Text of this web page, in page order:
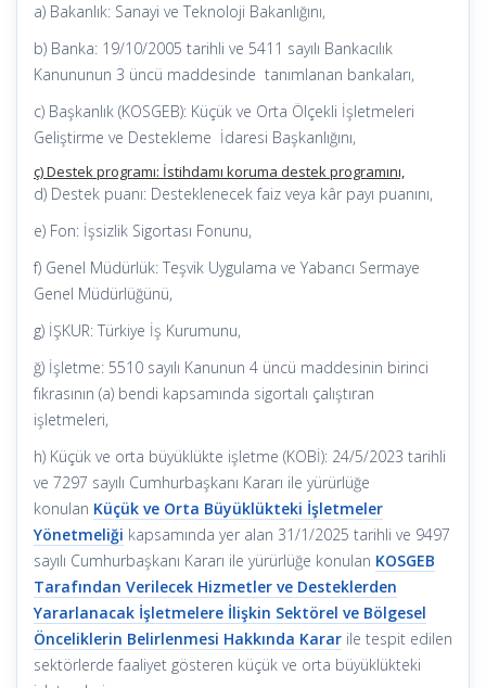
a) Bakanlık: Sanayi ve Teknoloji Bakanlığını,
b) Banka: 19/10/2005 tarihli ve 5411 sayılı Bankacılık
Kanununun 3 üncü maddesinde tanımlanan bankaları,
c) Başkanlık (KOSGEB): Küçük ve Orta Ölçekli İşletmeleri
Geliştirme ve Destekleme İdaresi Başkanlığını,
ç) Destek programı: İstihdamı koruma destek programını,
d) Destek puanı: Desteklenecek faiz veya kâr payı puanını,
e) Fon: İşsizlik Sigortası Fonunu,
f) Genel Müdürlük: Teşvik Uygulama ve Yabancı Sermaye
Genel Müdürlüğünü,
g) İŞKUR: Türkiye İş Kurumunu,
ğ) İşletme: 5510 sayılı Kanunun 4 üncü maddesinin birinci
fıkrasının (a) bendi kapsamında sigortalı çalıştıran
işletmeleri,
h) Küçük ve orta büyüklükte işletme (KOBİ): 24/5/2023 tarihli
ve 7297 sayılı Cumhurbaşkanı Kararı ile yürürlüğe
konulan Küçük ve Orta Büyüklükteki İşletmeler
Yönetmeliği kapsamında yer alan 31/1/2025 tarihli ve 9497
sayılı Cumhurbaşkanı Kararı ile yürürlüğe konulan KOSGEB
Tarafından Verilecek Hizmetler ve Desteklerden
Yararlanacak İşletmelere İlişkin Sektörel ve Bölgesel
Önceliklerin Belirlenmesi Hakkında Karar ile tespit edilen
sektörlerde faaliyet gösteren küçük ve orta büyüklükteki